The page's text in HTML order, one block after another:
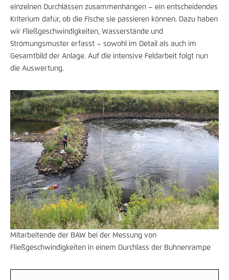
einzelnen Durchlässen zusammenhängen – ein entscheidendes
Kriterium dafür, ob die Fische sie passieren können. Dazu haben
wir Fließgeschwindigkeiten, Wasserstände und
Strömungsmuster erfasst – sowohl im Detail als auch im
Gesamtbild der Anlage. Auf die intensive Feldarbeit folgt nun
die Auswertung.
Mitarbeitende der BAW bei der Messung von
Fließgeschwindigkeiten in einem Durchlass der Buhnenrampe